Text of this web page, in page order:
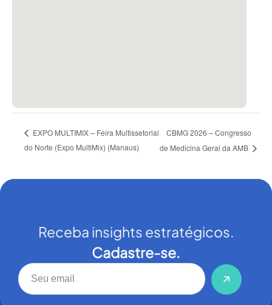
EXPO MULTIMIX – Feira Multissetorial
do Norte (Expo MultiMix) (Manaus)
CBMG 2026 – Congresso
de Medicina Geral da AMB
Receba insights estratégicos.
Cadastre-se.